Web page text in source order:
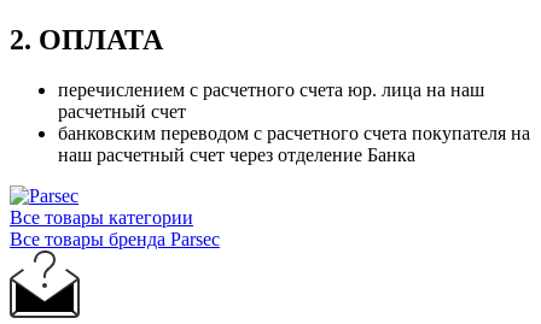
2. ОПЛАТА
перечислением с расчетного счета юр. лица на наш
расчетный счет
банковским переводом с расчетного счета покупателя на
наш расчетный счет через отделение Банка
Все товары категории
Все товары бренда Parsec